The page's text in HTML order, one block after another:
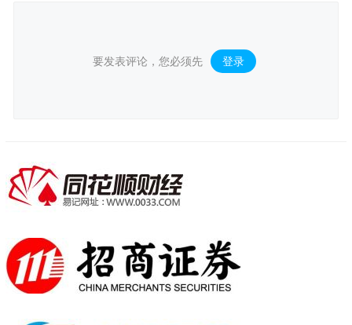
要发表评论，您必须先 登录 。